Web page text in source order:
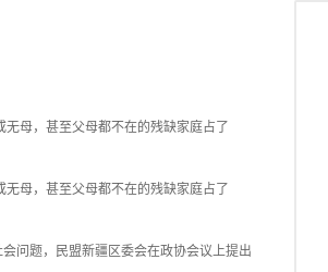
母，甚至父母都不在的残缺家庭占了
母，甚至父母都不在的残缺家庭占了
问题，民盟新疆区委会在政协会议上提出